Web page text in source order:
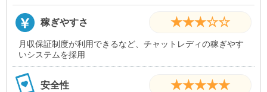
稼ぎやすさ ★★★☆☆
月収保証制度が利用できるなど、チャットレディの稼ぎやす
いシステムを採用
安全性 ★★★★★